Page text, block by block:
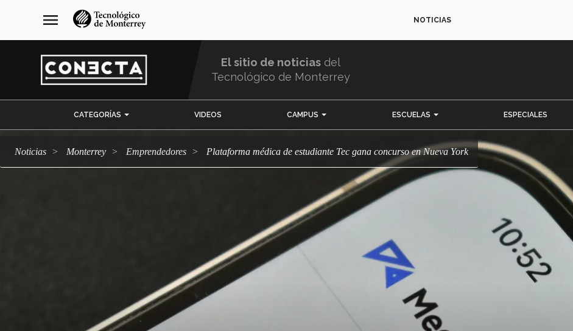
navegación
principal
menu NOTICIAS
El sitio de noticias del
Tecnológico de Monterrey
CATEGORÍAS VIDEOS CAMPUS ESCUELAS ESPECIALES
Noticias Monterrey emprendedores Plataforma médica de estudiante Tec gana concurso en Nueva York